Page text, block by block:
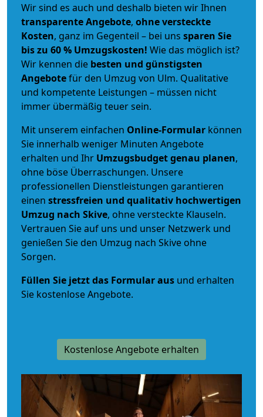
Wir sind es auch und deshalb bieten wir Ihnen
transparente Angebote, ohne versteckte
Kosten, ganz im Gegenteil – bei uns sparen Sie
bis zu 60 % Umzugskosten! Wie das möglich ist?
Wir kennen die besten und günstigsten
Angebotefür den Umzug von Ulm. Qualitative
und kompetente Leistungen – müssen nicht
immer übermäßig teuer sein.
Mit unserem einfachen Online-Formular können
Sie innerhalb weniger Minuten Angebote
erhalten und Ihr Umzugsbudgetgenau planen,
ohne böse Überraschungen. Unsere
professionellen Dienstleistungen garantieren
einen stressfreien und qualitativ hochwertigen
Umzug nach Skive, ohne versteckte Klauseln.
Vertrauen Sie auf uns und unser Netzwerk und
genießen Sie den Umzug nach Skive ohne
Sorgen.
Füllen Sie jetzt das Formular aus und erhalten
Sie kostenlose Angebote.
Kostenlose Angebote erhalten